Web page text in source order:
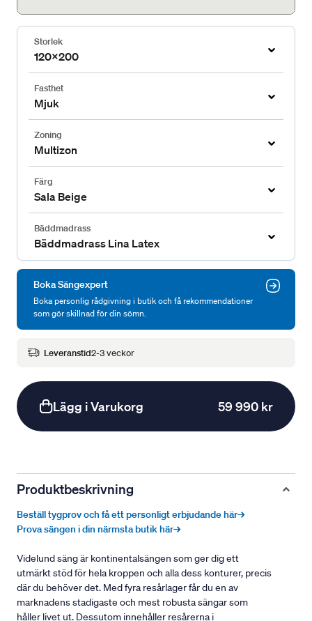
Storlek
120x200
Fasthet
Mjuk
Zoning
Multizon
Färg
Sala Beige
Bäddmadrass
Bäddmadrass Lina Latex
Boka Sängexpert
Boka personlig rådgivning i butik och få rekommendationer
som gör skillnad för din sömn.
Leveranstid2-3 veckor
Lägg i Varukorg 59 990 kr
Produktbeskrivning
Beställ tygprov och få ett personligt erbjudande här→
Prova sängen i din närmsta butik här→
Videlund säng är kontinentalsängen som ger dig ett
utmärkt stöd för hela kroppen och alla dess konturer, precis
där du behöver det. Med fyra resårlager får du en av
marknadens stadigaste och mest robusta sängar som
håller livet ut. Dessutom innehåller resårerna i